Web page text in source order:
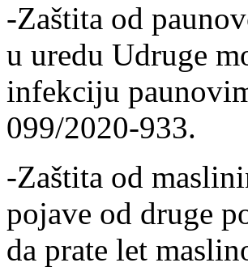
-Zaštita od
u uredu Udruge
infekciju
099/2020-933.
-Zaštita od
pojave od druge
da prate let